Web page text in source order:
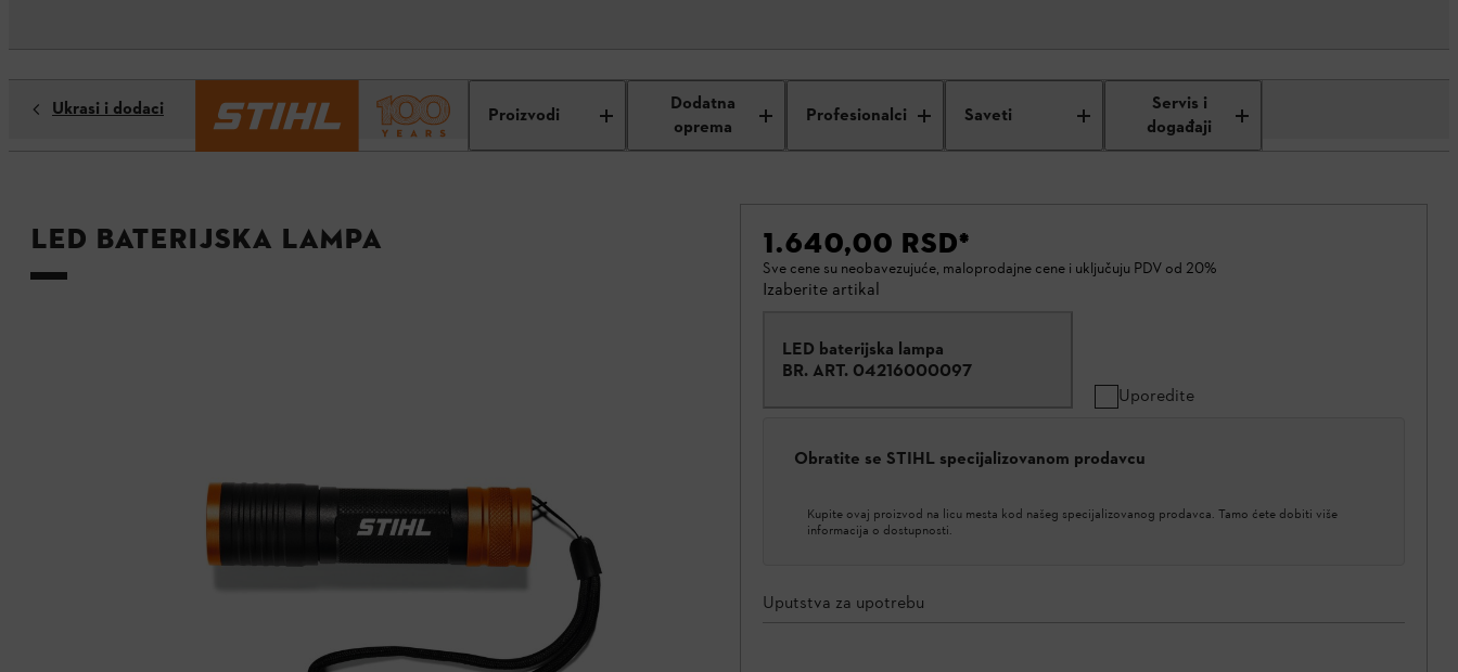
Proizvodi
Dodatna
oprema
Profesionalci Saveti
Servis i
događaji
Ukrasi i dodaci
LED baterijska lampa 1.640,00 RSD*
Sve cene su neobavezujuće, maloprodajne cene i uključuju PDV od 20%
Izaberite artikal
LED baterijska lampa
BR. ART. 04216000097
Uporedite
Obratite se STIHL specijalizovanom prodavcu
Kupite ovaj proizvod na licu mesta kod našeg specijalizovanog prodavca. Tamo ćete dobiti više
informacija o dostupnosti.
Uputstva za upotrebu